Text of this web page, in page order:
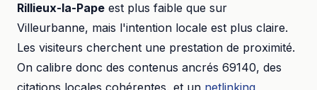
Rillieux-la-Pape est plus faible que sur
Villeurbanne, mais l'intention locale est plus claire.
Les visiteurs cherchent une prestation de proximité.
On calibre donc des contenus ancrés 69140, des
citations locales cohérentes, et un netlinking